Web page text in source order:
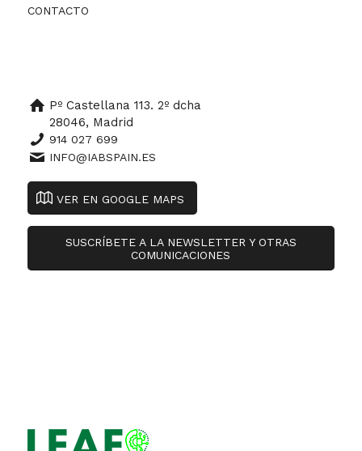
CONTACTO
Pº Castellana 113. 2º dcha
28046, Madrid
914 027 699
INFO@IABSPAIN.ES
VER EN GOOGLE MAPS
SUSCRÍBETE A LA NEWSLETTER Y OTRAS
COMUNICACIONES